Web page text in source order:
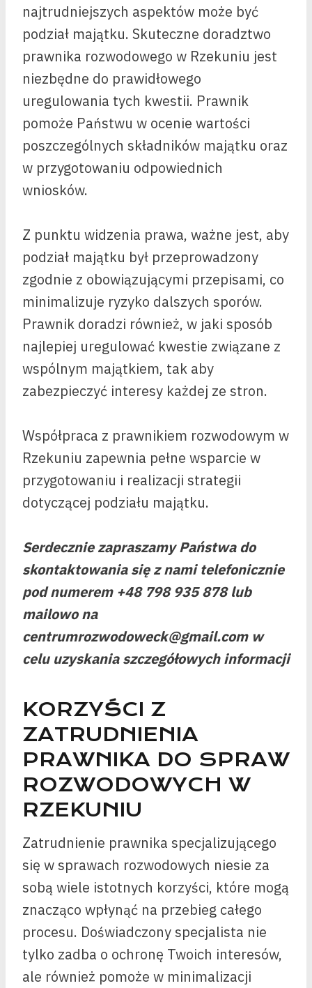
najtrudniejszych aspektów może być
podział majątku. Skuteczne doradztwo
prawnika rozwodowego w Rzekuniu jest
niezbędne do prawidłowego
uregulowania tych kwestii. Prawnik
pomoże Państwu w ocenie wartości
poszczególnych składników majątku oraz
w przygotowaniu odpowiednich
wniosków.
Z punktu widzenia prawa, ważne jest, aby
podział majątku był przeprowadzony
zgodnie z obowiązującymi przepisami, co
minimalizuje ryzyko dalszych sporów.
Prawnik doradzi również, w jaki sposób
najlepiej uregulować kwestie związane z
wspólnym majątkiem, tak aby
zabezpieczyć interesy każdej ze stron.
Współpraca z prawnikiem rozwodowym w
Rzekuniu zapewnia pełne wsparcie w
przygotowaniu i realizacji strategii
dotyczącej podziału majątku.
Serdecznie zapraszamy Państwa do
skontaktowania się z nami telefonicznie
pod numerem +48 798 935 878 lub
mailowo na
centrumrozwodoweck@gmail.com w
celu uzyskania szczegółowych informacji
KORZYŚCI Z
ZATRUDNIENIA
PRAWNIKA DO SPRAW
ROZWODOWYCH W
RZEKUNIU
Zatrudnienie prawnika specjalizującego
się w sprawach rozwodowych niesie za
sobą wiele istotnych korzyści, które mogą
znacząco wpłynąć na przebieg całego
procesu. Doświadczony specjalista nie
tylko zadba o ochronę Twoich interesów,
ale również pomoże w minimalizacji